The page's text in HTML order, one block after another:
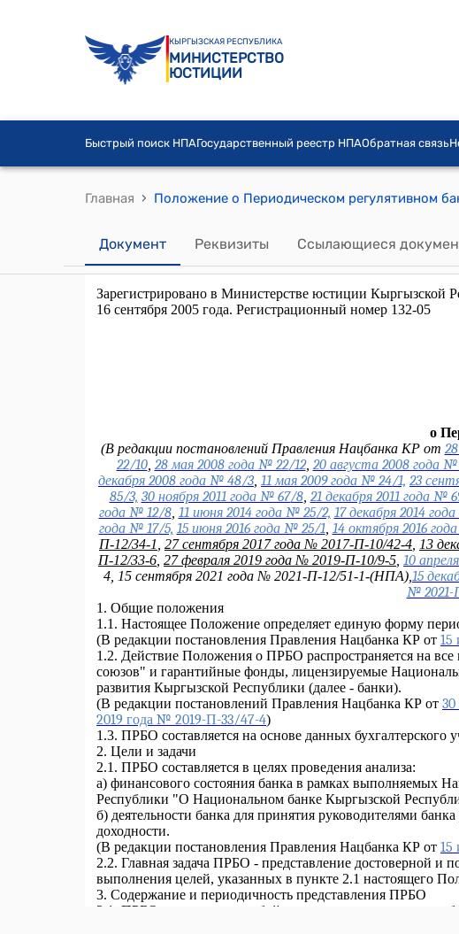
КЫРГЫЗСКАЯ РЕСПУБЛИКА
МИНИСТЕРСТВО
ЮСТИЦИИ
Быстрый поиск НПАГосударственный реестр НПАОбратная связь
Главная ›
Документ Реквизиты Ссылающиеся